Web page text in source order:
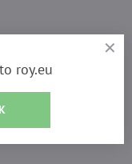
častice navzájom
roy.eu